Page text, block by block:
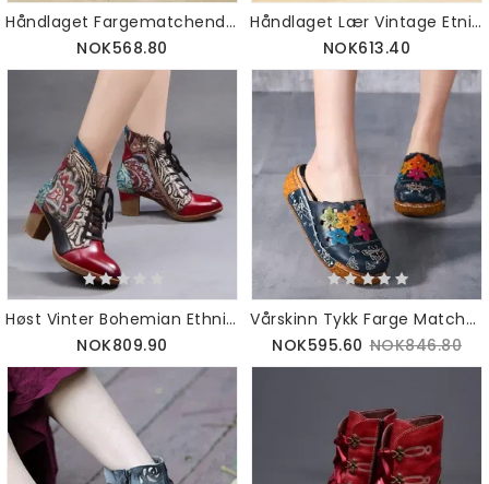
Håndlaget Fargematchende Skinn 4 Seasons Etniske Tøfler 36-42
NOK568.80
Håndlaget Lær Vintage Etniske Vinterstøvler For Kvinner 36-42
NOK613.40
Høst Vinter Bohemian Ethnic Style Fashion Boots 36-42
NOK809.90
Vårskinn Tykk Farge Matchende Dametøfler Sandaler 35-42
NOK595.60 NOK846.80